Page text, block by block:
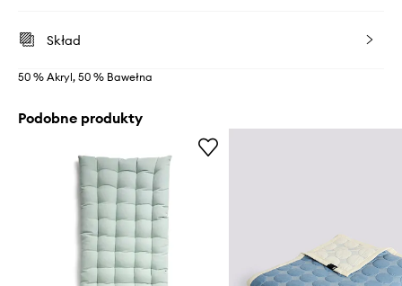
Skład
50 % Akryl, 50 % Bawełna
Podobne produkty